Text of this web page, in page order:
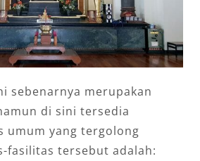
sebenarnya merupakan
di sini tersedia
umum yang tergolong
fasilitas tersebut adalah: